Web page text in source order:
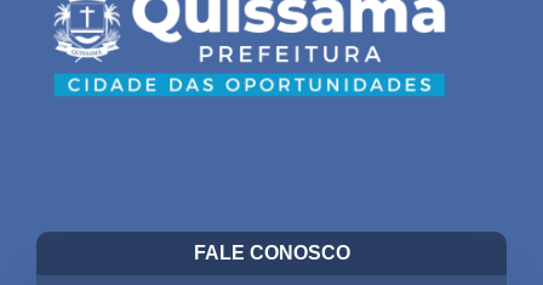
FALE CONOSCO